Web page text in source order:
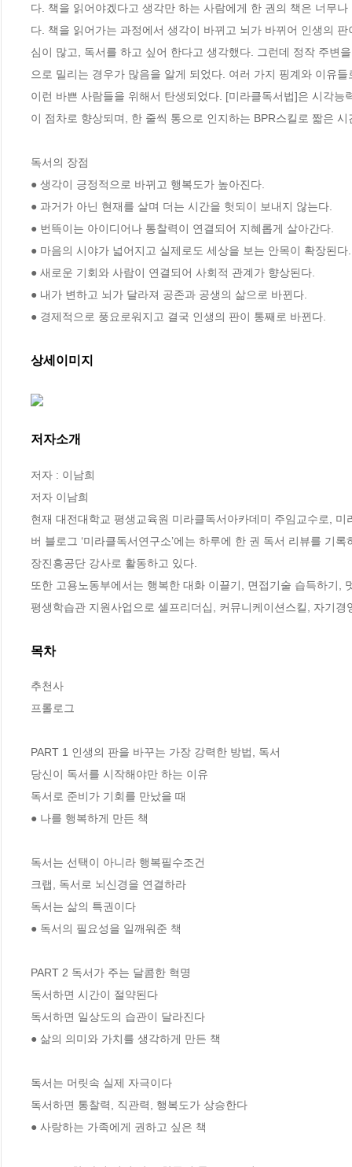
다. 책을 읽어야겠다고 생각만 하는 사람에게 한 권의 책은 너무
다. 책을 읽어가는 과정에서 생각이 바뀌고 뇌가 바뀌어 인생의
심이 많고, 독서를 하고 싶어 한다고 생각했다. 그런데 정작 주변
으로 밀리는 경우가 많음을 알게 되었다. 여러 가지 핑계와 이유
이런 바쁜 사람들을 위해서 탄생되었다. [미라클독서법]은 시각
이 점차로 향상되며, 한 줄씩 통으로 인지하는 BPR스킬로 짧은
독서의 장점
● 생각이 긍정적으로 바뀌고 행복도가 높아진다.
● 과거가 아닌 현재를 살며 더는 시간을 헛되이 보내지 않는다.
● 번뜩이는 아이디어나 통찰력이 연결되어 지혜롭게 살아간다.
● 마음의 시야가 넓어지고 실제로도 세상을 보는 안목이 확장된다.
● 새로운 기회와 사람이 연결되어 사회적 관계가 향상된다.
● 내가 변하고 뇌가 달라져 공존과 공생의 삶으로 바뀐다.
● 경제적으로 풍요로워지고 결국 인생의 판이 통째로 바뀐다.
상세이미지
저자소개
저자 : 이남희
저자 이남희
현재 대전대학교 평생교육원 미라클독서아카데미 주임교수로,
버 블로그 ‘미라클독서연구소’에는 하루에 한 권 독서 리뷰를 기
장진흥공단 강사로 활동하고 있다.
또한 고용노동부에서는 행복한 대화 이끌기, 면접기술 습득하기
평생학습관 지원사업으로 셀프리더십, 커뮤니케이션스킬, 자기
목차
추천사
프롤로그
PART 1 인생의 판을 바꾸는 가장 강력한 방법, 독서
당신이 독서를 시작해야만 하는 이유
독서로 준비가 기회를 만났을 때
● 나를 행복하게 만든 책
독서는 선택이 아니라 행복필수조건
크랩, 독서로 뇌신경을 연결하라
독서는 삶의 특권이다
● 독서의 필요성을 일깨워준 책
PART 2 독서가 주는 달콤한 혁명
독서하면 시간이 절약된다
독서하면 일상도의 습관이 달라진다
● 삶의 의미와 가치를 생각하게 만든 책
독서는 머릿속 실제 자극이다
독서하면 통찰력, 직관력, 행복도가 상승한다
● 사랑하는 가족에게 권하고 싶은 책